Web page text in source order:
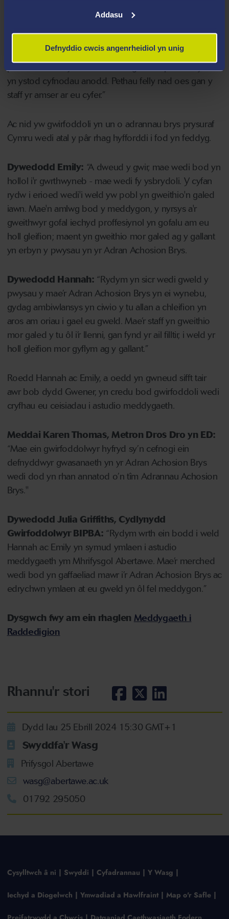
Addasu
Defnyddio cwcis angenrheidiol yn unig
nhw’n teimlo yn y sefyllfa a beth allwch chi geisio ei
“Gall rhywbeth mor fach â mynd draw at rywun, rhoi
yn ystod cyfnodau anodd. Pethau felly nad oes gan y
staff yr amser ar eu cyfer.”
Ac nid yw gwirfoddoli yn un o adrannau brys prysuraf
Cymru wedi atal y pâr rhag hyfforddi i fod yn feddyg.
Dywedodd Emily: “A dweud y gwir, mae wedi bod yn
hollol i'r gwrthwyneb - mae wedi fy ysbrydoli. Y cyfan
rydw i erioed wedi'i weld yw pobl yn gweithio'n galed
iawn. Mae'n amlwg bod y meddygon, y nyrsys a'r
gweithwyr gofal iechyd proffesiynol yn gofalu am eu
holl gleifion; maent yn gweithio mor galed ag y gallant
yn erbyn y pwysau yn yr Adran Achosion Brys.
Dywedodd Hannah: “Rydym yn sicr wedi gweld y
pwysau y mae’r Adran Achosion Brys yn ei wynebu,
gydag ambiwlansys yn ciwio y tu allan a chleifion yn
aros am oriau i gael eu gweld. Mae’r staff yn gweithio
mor galed y tu ôl i’r llenni, gan fynd yr ail filltir, i weld yr
holl gleifion mor gyflym ag y gallant.”
Roedd Hannah ac Emily, a oedd yn gwneud sifft tair
awr bob dydd Gwener, yn credu bod gwirfoddoli wedi
cryfhau eu ceisiadau i astudio meddygaeth.
Meddai Karen Thomas, Metron Dros Dro yn ED:
“Mae ein gwirfoddolwyr hyfryd sy’n cefnogi ein
defnyddwyr gwasanaeth yn yr Adran Achosion Brys
wedi dod yn rhan annatod o’n tîm Adrannau Achosion
Brys."
Dywedodd Julia Griffiths, Cydlynydd
Gwirfoddolwyr BIPBA: “Rydym wrth ein bodd i weld
Hannah ac Emily yn symud ymlaen i astudio
meddygaeth ym Mhrifysgol Abertawe. Mae’r merched
wedi bod yn gaffaeliad mawr i’r Adran Achosion Brys ac
edrychwn ymlaen at eu gweld yn ôl fel meddygon.”
Dysgwch fwy am ein rhaglen Meddygaeth i
Raddedigion
Rhannu'r stori
Dydd Iau 25 Ebrill 2024 15:30 GMT+1
Swyddfa'r Wasg
Prifysgol Abertawe
wasg@abertawe.ac.uk
01792 295050
Cysylltwch â ni Swyddi Cyfadrannau Y Wasg
Iechyd a Diogelwch Ymwadiad a Hawlfraint Map o'r Safle